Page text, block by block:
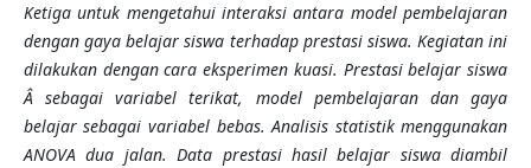
Ketiga untuk mengetahui interaksi antara model pembelajaran
dengan gaya belajar siswa terhadap prestasi siswa. Kegiatan ini
dilakukan dengan cara eksperimen kuasi. Prestasi belajar siswa
Â sebagai variabel terikat, model pembelajaran dan gaya
belajar sebagai variabel bebas. Analisis statistik menggunakan
ANOVA dua jalan. Data prestasi hasil belajar siswa diambil